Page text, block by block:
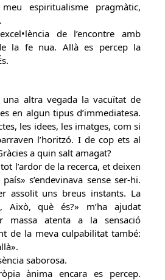
espiritualisme pragmàtic,
de l’encontre amb
la fe nua. Allà es percep la
altra vegada la vacuïtat de
en algun tipus d’immediatesa.
les idees, les imatges, com si
l’horitzó. I de cop ets al
a quin salt amagat?
tot l’ardor de la recerca, et deixen
s’endevinava sense ser-hi.
assolit uns breus instants. La
Això, què és?» m’ha ajudat
massa atenta a la sensació
de la meva culpabilitat també:
saborosa.
ànima encara es percep.